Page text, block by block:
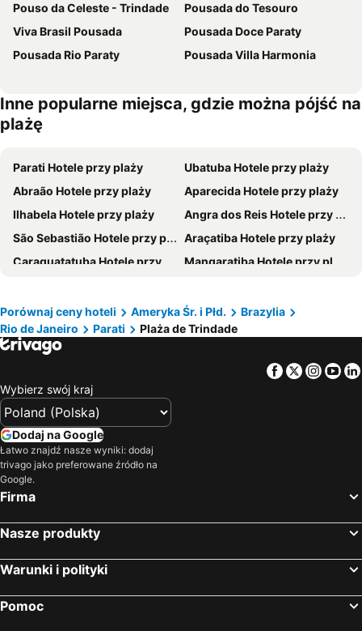
Pouso da Celeste - Trindade
Pousada do Tesouro
Viva Brasil Pousada
Pousada Doce Paraty
Pousada Rio Paraty
Pousada Villa Harmonia
Inne popularne miejsca, gdzie można pójść na
plażę
Parati Hotele przy plaży
Ubatuba Hotele przy plaży
Abraão Hotele przy plaży
Aparecida Hotele przy plaży
Ilhabela Hotele przy plaży
Angra dos Reis Hotele przy plaży
São Sebastião Hotele przy plaży
Araçatiba Hotele przy plaży
Caraguatatuba Hotele przy plaży
Mangaratiba Hotele przy plaży
Enseada das Estrelas Hotele przy plaży
Guaratinguetá Hotele przy plaży
Lorena Hotele przy plaży
Pindamonhangaba Hotele przy plaży
Taubaté Hotele przy plaży
Porównaj ceny hoteli Ameryka Śr. i Płd.
Brazylia
Rio de Janeiro
Parati Plaża de Trindade
Facebook
Twitter
Wybierz swój kraj
Dodaj na Google
Łatwo znajdź nasze wyniki: dodaj
trivago jako preferowane źródło na
Google.
Firma
Nasze produkty
Warunki i polityki
Pomoc